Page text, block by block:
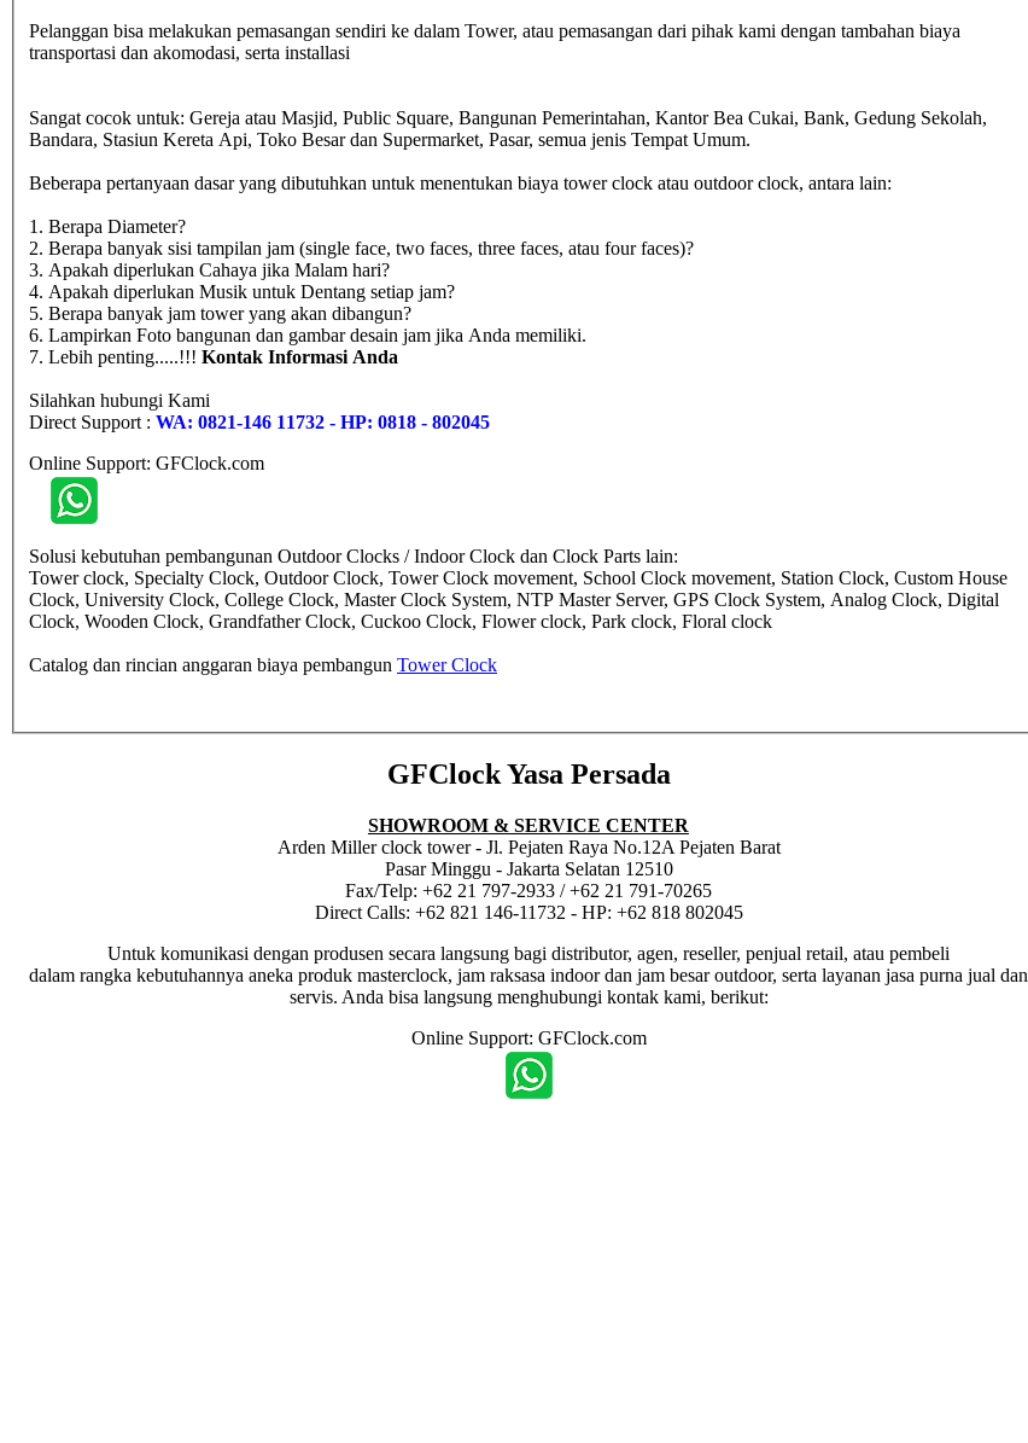
Pelanggan bisa melakukan pemasangan sendiri ke dalam Tower, atau pemasangan dari pihak kami dengan tambahan biaya
transportasi dan akomodasi, serta installasi
Sangat cocok untuk: Gereja atau Masjid, Public Square, Bangunan Pemerintahan, Kantor Bea Cukai, Bank, Gedung Sekolah,
Bandara, Stasiun Kereta Api, Toko Besar dan Supermarket, Pasar, semua jenis Tempat Umum.
Beberapa pertanyaan dasar yang dibutuhkan untuk menentukan biaya tower clock atau outdoor clock, antara lain:
1. Berapa Diameter?
2. Berapa banyak sisi tampilan jam (single face, two faces, three faces, atau four faces)?
3. Apakah diperlukan Cahaya jika Malam hari?
4. Apakah diperlukan Musik untuk Dentang setiap jam?
5. Berapa banyak jam tower yang akan dibangun?
6. Lampirkan Foto bangunan dan gambar desain jam jika Anda memiliki.
7. Lebih penting.....!!! Kontak Informasi Anda
Silahkan hubungi Kami
Direct Support : WA: 0821-146 11732 - HP: 0818 - 802045
Online Support: GFClock.com
Solusi kebutuhan pembangunan Outdoor Clocks / Indoor Clock dan Clock Parts lain:
Tower clock, Specialty Clock, Outdoor Clock, Tower Clock movement, School Clock movement, Station Clock, Custom House
Clock, University Clock, College Clock, Master Clock System, NTP Master Server, GPS Clock System, Analog Clock, Digital
Clock, Wooden Clock, Grandfather Clock, Cuckoo Clock, Flower clock, Park clock, Floral clock
Catalog dan rincian anggaran biaya pembangun Tower Clock
GFClock Yasa Persada
SHOWROOM & SERVICE CENTER
Arden Miller clock tower - Jl. Pejaten Raya No.12A Pejaten Barat
Pasar Minggu - Jakarta Selatan 12510
Fax/Telp: +62 21 797-2933 / +62 21 791-70265
Direct Calls: +62 821 146-11732 - HP: +62 818 802045
Untuk komunikasi dengan produsen secara langsung bagi distributor, agen, reseller, penjual retail, atau pembeli
dalam rangka kebutuhannya aneka produk masterclock, jam raksasa indoor dan jam besar outdoor, serta layanan jasa purna jual dan
servis. Anda bisa langsung menghubungi kontak kami, berikut:
Online Support: GFClock.com